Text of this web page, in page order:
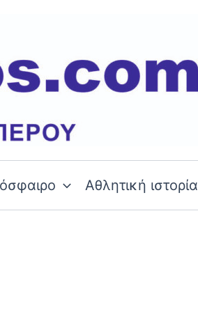
Αθλητική ιστορία